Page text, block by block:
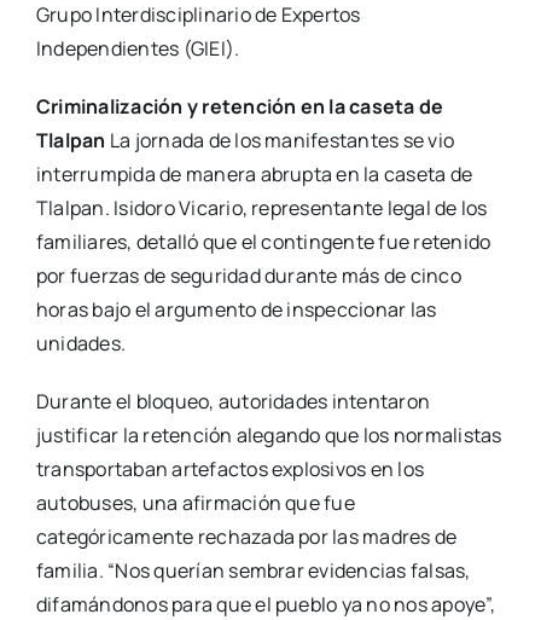
Grupo Interdisciplinario de Expertos
Independientes (GIEI).
Criminalización y retención en la caseta de
Tlalpan La jornada de los manifestantes se vio
interrumpida de manera abrupta en la caseta de
Tlalpan. Isidoro Vicario, representante legal de los
familiares, detalló que el contingente fue retenido
por fuerzas de seguridad durante más de cinco
horas bajo el argumento de inspeccionar las
unidades.
Durante el bloqueo, autoridades intentaron
justificar la retención alegando que los normalistas
transportaban artefactos explosivos en los
autobuses, una afirmación que fue
categóricamente rechazada por las madres de
familia. “Nos querían sembrar evidencias falsas,
difamándonos para que el pueblo ya no nos apoye”,